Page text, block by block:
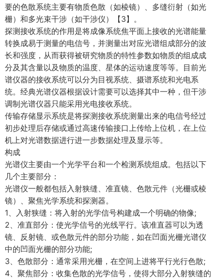
要的色散系统主要有物质色散（如棱镜）、多缝衍射（如光
栅）和多光束干涉（如干涉仪）【3】。
探测接收系统的作用是将成像系统焦平面上接收的光谱能量
转换成易于测量的电信号，并测量出对应光谱组成部分的波
长和强度，从而获得被研究物质的特性参数如物质的组成成
分及其含量以及物质的温度、星体的运动速度等等。目前光
谱仪器的接收系统可以分为目视系统、摄谱系统和光电系
统。经典光谱仪器根据设计需要可以选择其中一种，但干涉
调制光谱仪器只能采用光电接收系统。
传输存储显示系统是将探测接收系统测量出来的电信号经过
初步处理后存储或通过高速传输接口上传给上位机，在上位
机上对光谱数据进行进一步数据处理及显示等。
构成
光谱仪主要由一个光学平台和一个检测系统组成。包括以下
几个主要部分：
光谱仪一般都包括入射狭缝、准直镜、色散元件（光栅或棱
镜）、聚焦光学系统和探测器。
1、入射狭缝：将入射的光学信号构建成一个明确的物像;
2、准直部分：使光学信号的光线平行。该准直器可以为透
镜、反射镜、或色散元件的部分功能，如在凹面光栅光谱仪
中的凹面光栅的部分功能;
3、色散部分：通常采用光栅，在空间上进将平行光行色散;
4、聚焦部分：收集色散的光学信号，使得大部分入射狭缝的